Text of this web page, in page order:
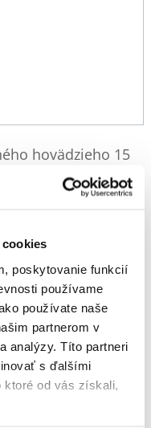
poskytovanie funkcií
používame
používate naše
partnerom v
analýzy. Títo partneri
s ďalšími
od vás získali,
hovädzieho 15
5 z 5